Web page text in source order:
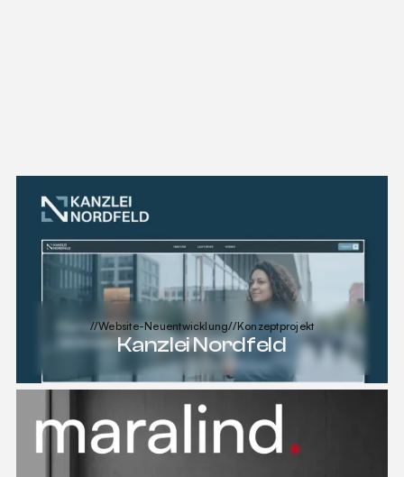
//Website-Neuentwicklung//Konzeptprojekt
Kanzlei Nordfeld